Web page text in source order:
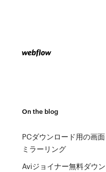
On the blog
PCダウンロード用の画面
ミラーリング
Aviジョイナー無料ダウン